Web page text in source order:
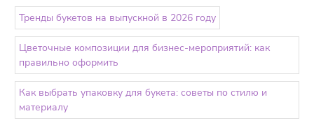
Тренды букетов на выпускной в 2026 году
Цветочные композиции для бизнес-мероприятий: как
правильно оформить
Как выбрать упаковку для букета: советы по стилю и
материалу